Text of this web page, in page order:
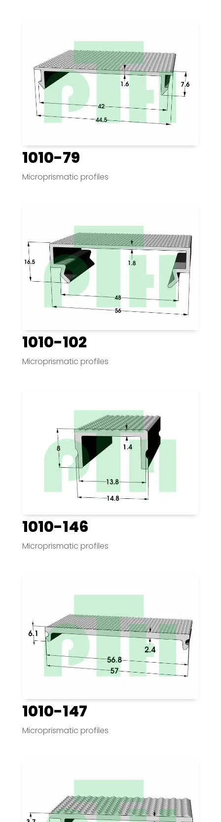
1010-79
Microprismatic profiles
1010-102
Microprismatic profiles
1010-146
Microprismatic profiles
1010-147
Microprismatic profiles